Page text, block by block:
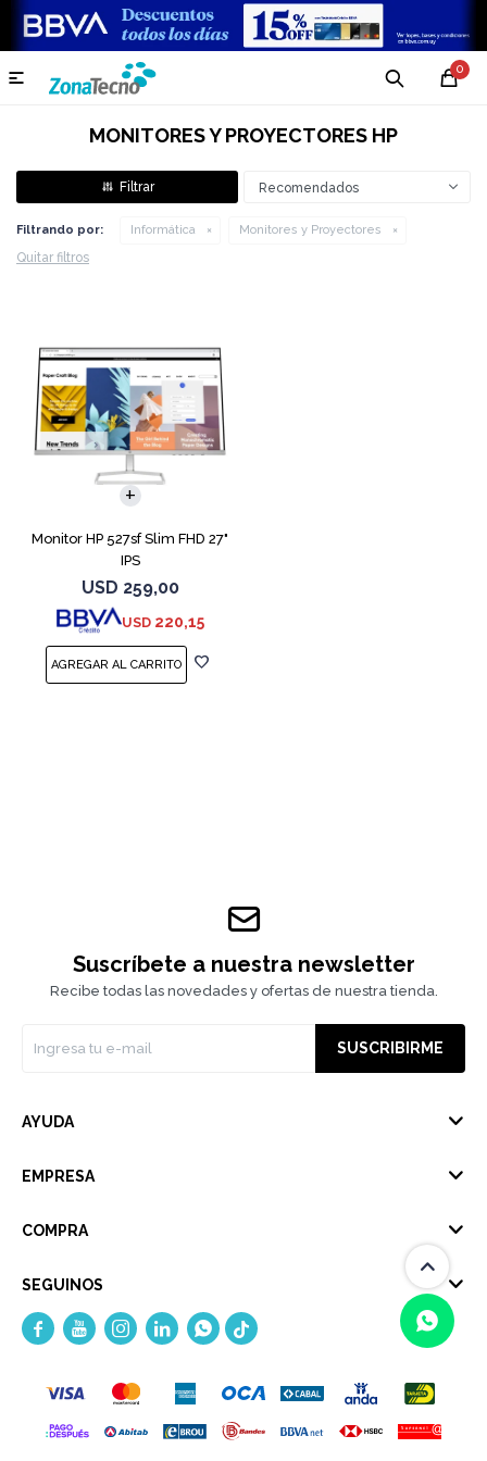
0

MONITORES Y PROYECTORES HP
Recomendados
Filtrando por: Informática Monitores y Proyectores
Quitar filtros
Monitor HP 527sf Slim FHD 27"
IPS
USD 259,00
USD 220,15
Suscríbete a nuestra newsletter
Recibe todas las novedades y ofertas de nuestra tienda.
SUSCRIBIRME
AYUDA
EMPRESA
COMPRA
SEGUINOS
    